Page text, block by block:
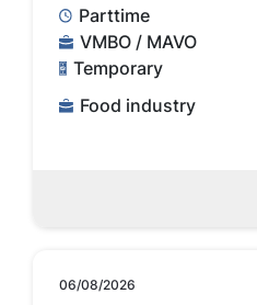
Parttime
VMBO / MAVO
Temporary
Food industry
06/08/2026